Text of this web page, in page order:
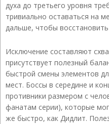
духа до третьего уровня
тривиально оставаться на
дальше, чтобы
Исключение составляют
присутствует полезный
быстрой смены элементов
мест. Боссы в середине и
противники размером с
фанатам серии), которые
же быстро, как Дидлит.